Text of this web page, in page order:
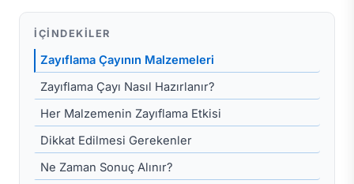
İÇINDEKILER
Zayıflama Çayının Malzemeleri
Zayıflama Çayı Nasıl Hazırlanır?
Her Malzemenin Zayıflama Etkisi
Dikkat Edilmesi Gerekenler
Ne Zaman Sonuç Alınır?